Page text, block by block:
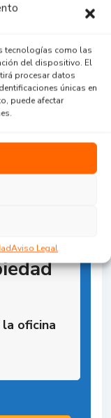
tecnologías como las
del dispositivo. El
procesar datos
únicas en
puede afectar
Aviso Legal
oficina